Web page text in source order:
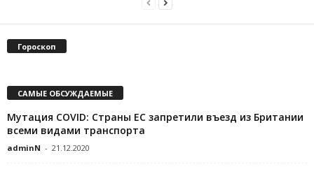
Гороскоп
САМЫЕ ОБСУЖДАЕМЫЕ
Мутация СOVID: Страны ЕС запретили въезд из Британии
всеми видами транспорта
adminN - 21.12.2020